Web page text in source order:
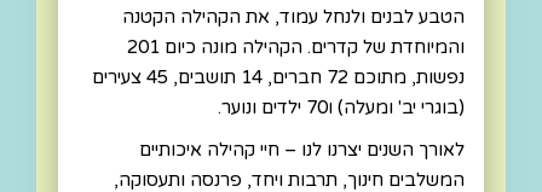
הטבע לבנים ולנחל עמוד, את הקהילה הקטנה
והמיוחדת של קדרים. הקהילה מונה כיום 201
נפשות, מתוכם 72 חברים, 14 תושבים, 45 צעירים
(בוגרי יב' ומעלה) ו70 ילדים ונוער.
לאורך השנים יצרנו לנו – חיי קהילה איכותיים
המשלבים חינוך, תרבות ויחד, פרנסה ותעסוקה,